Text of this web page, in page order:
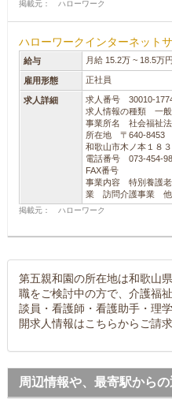
掲載元： ハローワーク
ハローワークインターネット
給与 月給 15.2万 ~ 18.5万円
雇用形態 正社員
求人詳細
求人番号 30010-
求人情報の種類 一般
事業所名 社会福祉
所在地 〒640-8453
和歌山市木ノ本１８３
電話番号 073-454-
FAX番号
事業内容 特別養護老
業 訪問介護事業
掲載元： ハローワーク
第五親和園の所在地は和歌山
職をご検討中の方で、介護福
談員・看護師・看護助手・理
開求人情報はこちらからご請求
周辺情報や、最寄駅からの